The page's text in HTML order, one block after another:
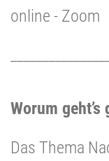
online - Zoom
Worum geht’s
Das Thema